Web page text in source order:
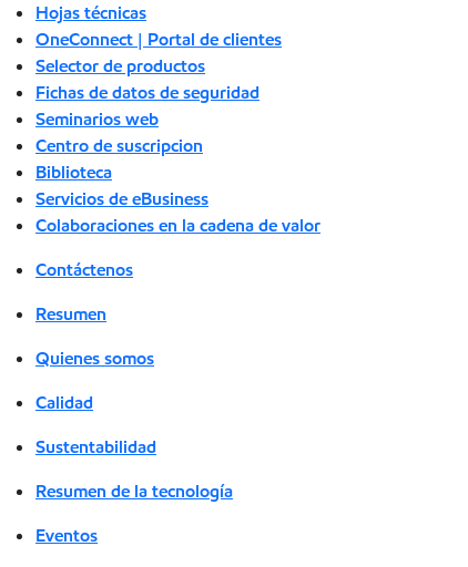
Hojas técnicas
OneConnect | Portal de clientes
Selector de productos
Fichas de datos de seguridad
Seminarios web
Centro de suscripcion
Biblioteca
Servicios de eBusiness
Colaboraciones en la cadena de valor
Contáctenos
Resumen
Quienes somos
Calidad
Sustentabilidad
Resumen de la tecnología
Eventos